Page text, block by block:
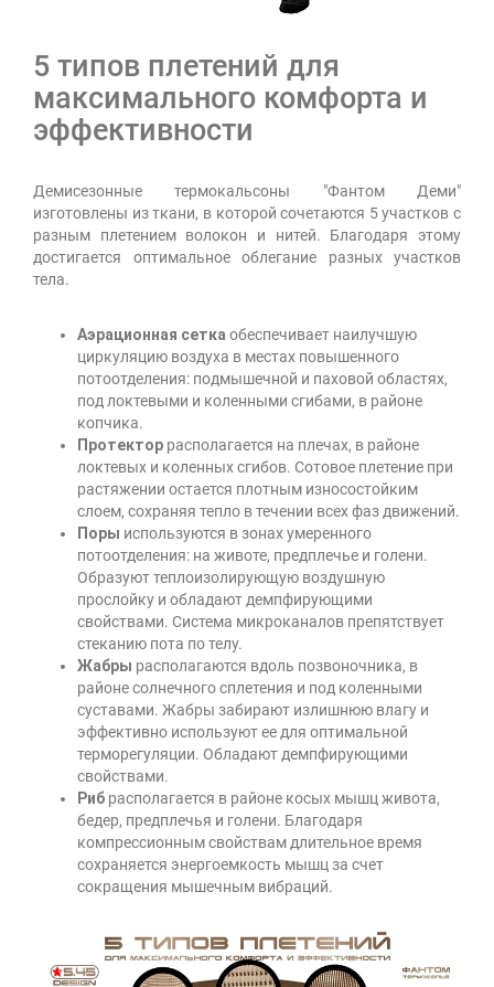
5 типов плетений для
максимального комфорта и
эффективности
Демисезонные термокальсоны "Фантом Деми"
изготовлены из ткани, в которой сочетаются 5 участков с
разным плетением волокон и нитей. Благодаря этому
достигается оптимальное облегание разных участков
тела.
Аэрационная сетка обеспечивает наилучшую
циркуляцию воздуха в местах повышенного
потоотделения: подмышечной и паховой областях,
под локтевыми и коленными сгибами, в районе
копчика.
Протектор располагается на плечах, в районе
локтевых и коленных сгибов. Сотовое плетение при
растяжении остается плотным износостойким
слоем, сохраняя тепло в течении всех фаз движений.
Поры используются в зонах умеренного
потоотделения: на животе, предплечье и голени.
Образуют теплоизолирующую воздушную
прослойку и обладают демпфирующими
свойствами. Система микроканалов препятствует
стеканию пота по телу.
Жабры располагаются вдоль позвоночника, в
районе солнечного сплетения и под коленными
суставами. Жабры забирают излишнюю влагу и
эффективно используют ее для оптимальной
терморегуляции. Обладают демпфирующими
свойствами.
Риб располагается в районе косых мышц живота,
бедер, предплечья и голени. Благодаря
компрессионным свойствам длительное время
сохраняется энергоемкость мышц за счет
сокращения мышечным вибраций.